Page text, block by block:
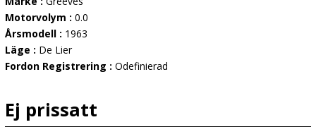
Motorvolym : 0.0
Årsmodell : 1963
Läge : De Lier
Fordon Registrering : Odefinierad
Ej prissatt